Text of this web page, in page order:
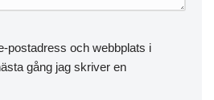
postadress och webbplats i
gång jag skriver en